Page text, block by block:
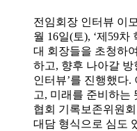
전임회장 인터뷰 이
월 16일(토), ‘제59차
대 회장들을 초청하
하고, 향후 나아갈 방
인터뷰’를 진행했다.
고, 미래를 준비하는
협회 기록보존위원
대담 형식으로 심도